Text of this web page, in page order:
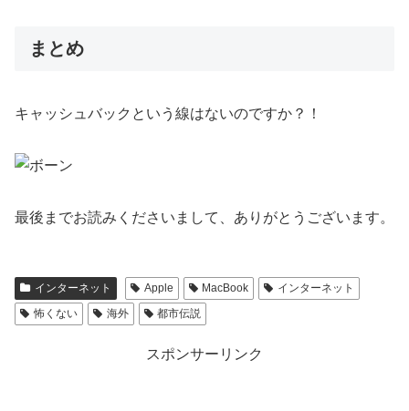
まとめ
キャッシュバックという線はないのですか？！
最後までお読みくださいまして、ありがとうございます。
インターネット Apple MacBook
インターネット
怖くない
海外 都市伝説
スポンサーリンク